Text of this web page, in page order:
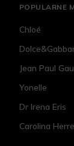
POPULARNE
Chloé
Jean Paul
Yonelle
Dr Irena Eris
Carolina